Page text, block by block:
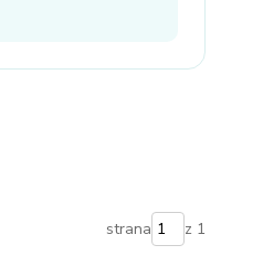
strana z 1